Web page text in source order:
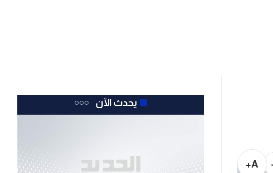
A+
يحدث الآن